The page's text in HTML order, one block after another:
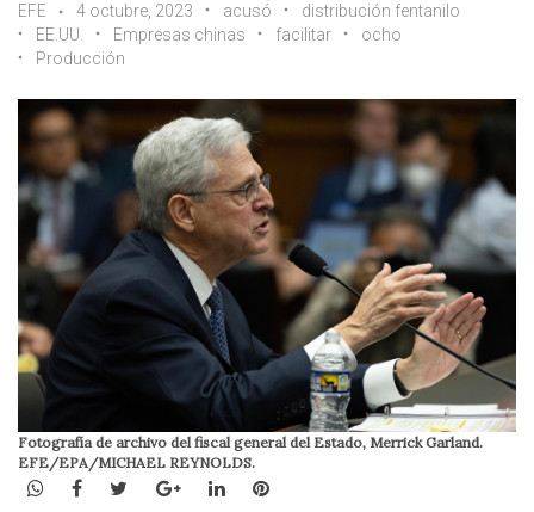
EFE 4 octubre, 2023 acusó
distribución fentanilo
EE.UU.
Empresas chinas facilitar
ocho
Producción
Fotografía de archivo del fiscal general del Estado, Merrick Garland.
EFE/EPA/MICHAEL REYNOLDS.
WhatsApp
Facebook
TwitterGoogle+LinkedInPinterest